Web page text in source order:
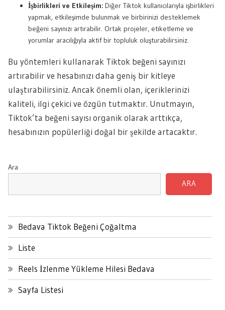
İşbirlikleri ve Etkileşim: Diğer Tiktok kullanıcılarıyla işbirlikleri
yapmak, etkileşimde bulunmak ve birbirinizi desteklemek
beğeni sayınızı artırabilir. Ortak projeler, etiketleme ve
yorumlar aracılığıyla aktif bir topluluk oluşturabilirsiniz.
Bu yöntemleri kullanarak Tiktok beğeni sayınızı
artırabilir ve hesabınızı daha geniş bir kitleye
ulaştırabilirsiniz. Ancak önemli olan, içeriklerinizi
kaliteli, ilgi çekici ve özgün tutmaktır. Unutmayın,
Tiktok’ta beğeni sayısı organik olarak arttıkça,
hesabınızın popülerliği doğal bir şekilde artacaktır.
Ara
ARA
Bedava Tiktok Beğeni Çoğaltma
Liste
Reels İzlenme Yükleme Hilesi Bedava
Sayfa Listesi